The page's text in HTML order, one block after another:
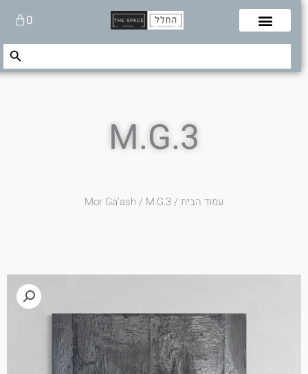
0עגלת
קניות
Search
Search Button
M.G.3
עמוד הבית/
Mor Ga'ash/ M.G.3